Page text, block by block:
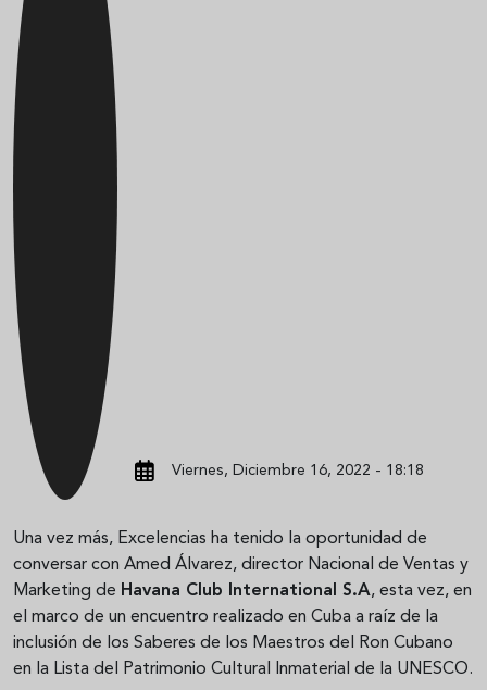
Viernes, Diciembre 16, 2022 - 18:18
Una vez más, Excelencias ha tenido la oportunidad de
conversar con Amed Álvarez, director Nacional de Ventas y
Marketing de Havana Club International S.A, esta vez, en
el marco de un encuentro realizado en Cuba a raíz de la
inclusión de los Saberes de los Maestros del Ron Cubano
en la Lista del Patrimonio Cultural Inmaterial de la UNESCO.